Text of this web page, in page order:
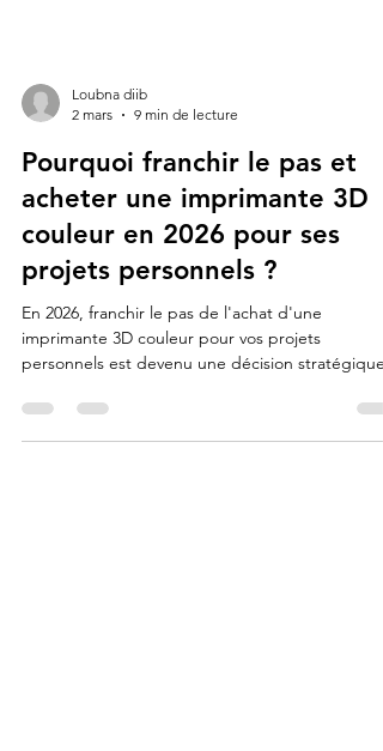
2 mars
9 min de lecture
Pourquoi franchir le pas et
acheter une imprimante 3D
couleur en 2026 pour ses
projets personnels ?
En 2026, franchir le pas de l'achat d'une
personnels est devenu une décision stratégique